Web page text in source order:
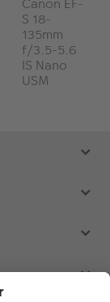
S 18-
135mm
f/3.5-5.6
IS Nano
USM